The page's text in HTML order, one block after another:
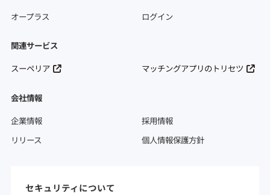
オープラス
ログイン
関連サービス
スーペリア
マッチングアプリのトリセツ
会社情報
企業情報
採用情報
リリース
個人情報保護方針
セキュリティについて